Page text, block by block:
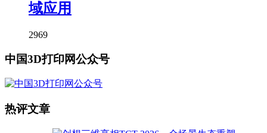
域应用
2969
中国3D打印网公众号
热评文章